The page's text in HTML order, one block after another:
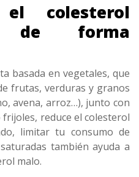
colesterol
de forma
basada en vegetales, que
frutas, verduras y granos
avena, arroz…), junto con
reduce el colesterol
limitar tu consumo de
también ayuda a
malo.